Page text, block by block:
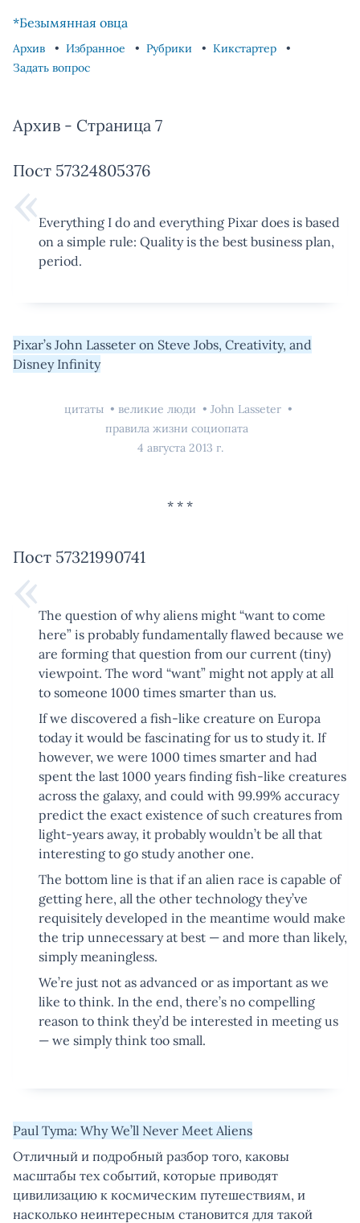
*Безымянная овца
Архив Избранное Рубрики
Кикстартер
Задать вопрос
Архив - Страница 7
Пост 57324805376
Everything I do and everything Pixar does is based
on a simple rule: Quality is the best business plan,
period.
Pixar’s John Lasseter on Steve Jobs, Creativity, and
Disney Infinity
цитаты великие люди
John Lasseter
правила жизни социопата
4 августа 2013 г.
Пост 57321990741
The question of why aliens might “want to come
here” is probably fundamentally flawed because we
are forming that question from our current (tiny)
viewpoint. The word “want” might not apply at all
to someone 1000 times smarter than us.
If we discovered a fish-like creature on Europa
today it would be fascinating for us to study it. If
however, we were 1000 times smarter and had
spent the last 1000 years finding fish-like creatures
across the galaxy, and could with 99.99% accuracy
predict the exact existence of such creatures from
light-years away, it probably wouldn’t be all that
interesting to go study another one.
The bottom line is that if an alien race is capable of
getting here, all the other technology they’ve
requisitely developed in the meantime would make
the trip unnecessary at best — and more than likely,
simply meaningless.
We’re just not as advanced or as important as we
like to think. In the end, there’s no compelling
reason to think they’d be interested in meeting us
— we simply think too small.
Paul Tyma: Why We’ll Never Meet Aliens
Отличный и подробный разбор того, каковы
масштабы тех событий, которые приводят
цивилизацию к космическим путешествиям, и
насколько неинтересным становится для такой